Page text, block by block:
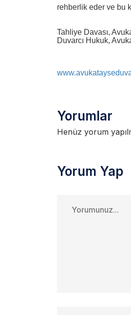
rehberlik eder ve bu
Tahliye Davası,
Duvarcı Hukuk,
Yorumlar
Henüz yorum
Yorum Yap